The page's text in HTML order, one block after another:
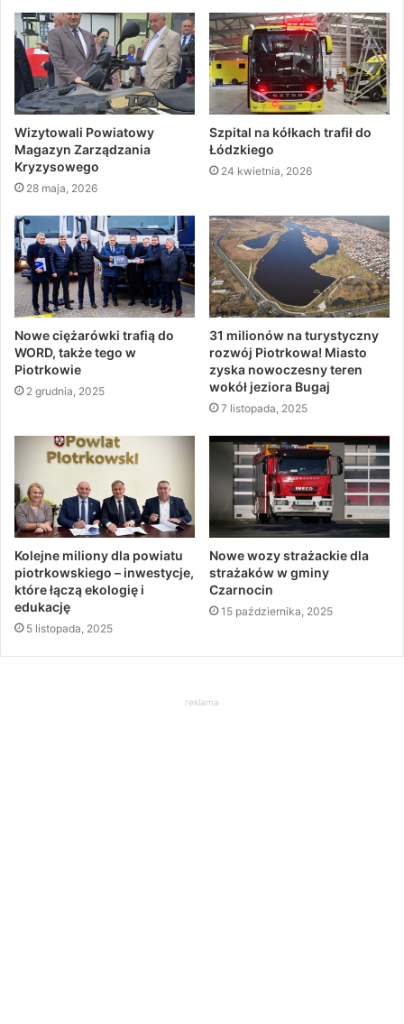
Wizytowali Powiatowy
Magazyn Zarządzania
Kryzysowego
28 maja, 2026
Szpital na kółkach trafił do
Łódzkiego
24 kwietnia, 2026
Nowe ciężarówki trafią do
WORD, także tego w
Piotrkowie
2 grudnia, 2025
31 milionów na turystyczny
rozwój Piotrkowa! Miasto
zyska nowoczesny teren
wokół jeziora Bugaj
7 listopada, 2025
Kolejne miliony dla powiatu
piotrkowskiego – inwestycje,
które łączą ekologię i
edukację
5 listopada, 2025
Nowe wozy strażackie dla
strażaków w gminy
Czarnocin
15 października, 2025
reklama